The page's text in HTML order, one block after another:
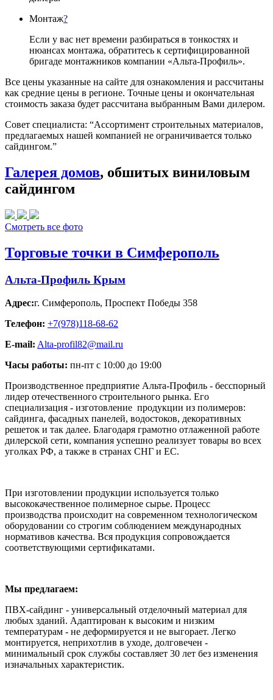
Монтаж?
Если у вас нет времени разбираться в тонкостях и
нюансах монтажа, обратитесь к сертифицированной
бригаде монтажников компании «Альта-Профиль».
Все цены указанные на сайте для ознакомления и рассчитаны
как средние цены в регионе. Точные цены и окончательная
стоимость заказа будет рассчитана выбранным Вами дилером.
Совет специалиста: “Ассортимент строительных материалов,
предлагаемых нашей компанией не ограничивается только
сайдингом.”
Галерея домов, обшитых виниловым
сайдингом
Смотреть все фото
Торговые точки в Симферополь
Альта-Профиль Крым
Адрес:г. Симферополь, Проспект Победы 358
Телефон: +7(978)118-68-62
E-mail: Alta-profil82@mail.ru
Часы работы: пн-пт с 10:00 до 19:00
Производственное предприятие Альта-Профиль - бесспорный
лидер отечественного строительного рынка. Его
специализация - изготовление продукции из полимеров:
сайдинга, фасадных панелей, водостоков, декоративных
решеток и так далее. Благодаря грамотно отлаженной работе
дилерской сети, компания успешно реализует товары во всех
уголках РФ, а также в странах СНГ и ЕС.
При изготовлении продукции используется только
высококачественное полимерное сырье. Процесс
производства происходит на современном технологическом
оборудовании со строгим соблюдением международных
нормативов качества. Вся продукция сопровождается
соответствующими сертификатами.
Мы предлагаем:
ПВХ-сайдинг - универсальный отделочный материал для
любых зданий. Адаптирован к высоким и низким
температурам - не деформируется и не выгорает. Легко
монтируется, неприхотлив в уходе, долговечен -
минимальный срок службы составляет 30 лет без изменения
изначальных характеристик.